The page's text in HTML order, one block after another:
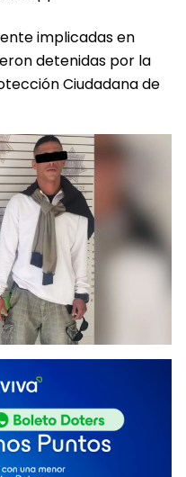
implicadas en
detenidas por la
Ciudadana de